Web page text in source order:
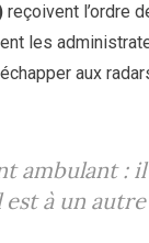
reçoivent l’ordre
les
aux
ambulant :
à un